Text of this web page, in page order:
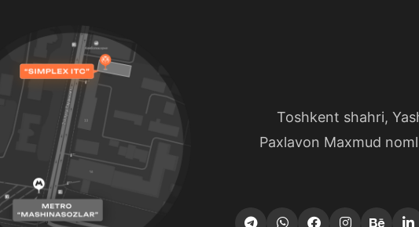
Toshkent shahri,
Paxlavon Maxmud